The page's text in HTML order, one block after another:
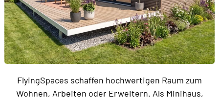
FlyingSpaces schaffen hochwertigen Raum zum
Wohnen, Arbeiten oder Erweitern. Als Minihaus,